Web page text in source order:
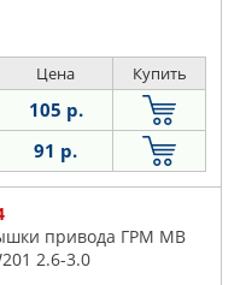
Цена Купить
105 р.
91 р.
привода ГРМ MB
2.6-3.0